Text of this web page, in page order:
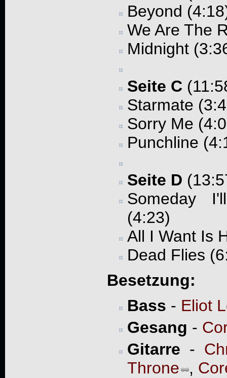
Beyond
We Are The
Midnight
Seite C
Starmate
Sorry Me
Punchline
Seite D
Someday
(4:23)
All I Want Is
Dead Flies
Besetzung:
Bass - Eliot
Gesang -
Gitarre -
Throne ,